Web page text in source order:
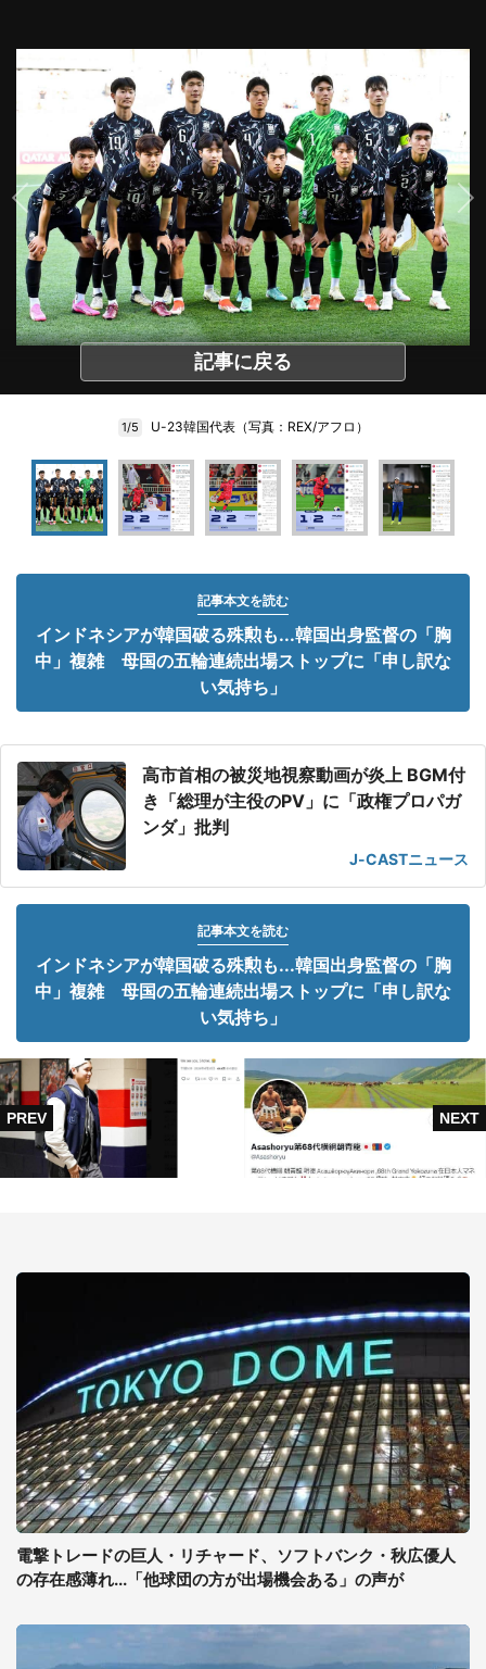
記事に戻る
1/5 U-23韓国代表（写真：REX/アフロ）
記事本文を読む
インドネシアが韓国破る殊勲も...韓国出身監督の「胸
中」複雑 母国の五輪連続出場ストップに「申し訳な
い気持ち」
高市首相の被災地視察動画が炎上 BGM付
き「総理が主役のPV」に「政権プロパガ
ンダ」批判
J-CASTニュース
記事本文を読む
インドネシアが韓国破る殊勲も...韓国出身監督の「胸
中」複雑 母国の五輪連続出場ストップに「申し訳な
い気持ち」
電撃トレードの巨人・リチャード、ソフトバンク・秋広優人
の存在感薄れ...「他球団の方が出場機会ある」の声が